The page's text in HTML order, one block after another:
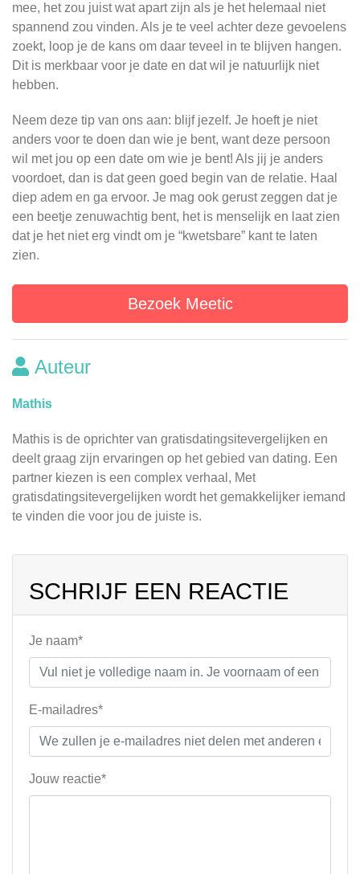
mee, het zou juist wat apart zijn als je het helemaal niet
spannend zou vinden. Als je te veel achter deze gevoelens
zoekt, loop je de kans om daar teveel in te blijven hangen.
Dit is merkbaar voor je date en dat wil je natuurlijk niet
hebben.
Neem deze tip van ons aan: blijf jezelf. Je hoeft je niet
anders voor te doen dan wie je bent, want deze persoon
wil met jou op een date om wie je bent! Als jij je anders
voordoet, dan is dat geen goed begin van de relatie. Haal
diep adem en ga ervoor. Je mag ook gerust zeggen dat je
een beetje zenuwachtig bent, het is menselijk en laat zien
dat je het niet erg vindt om je “kwetsbare” kant te laten
zien.
Bezoek Meetic
Auteur
Mathis
Mathis is de oprichter van gratisdatingsitevergelijken en
deelt graag zijn ervaringen op het gebied van dating. Een
partner kiezen is een complex verhaal, Met
gratisdatingsitevergelijken wordt het gemakkelijker iemand
te vinden die voor jou de juiste is.
SCHRIJF EEN REACTIE
Je naam*
E-mailadres*
Jouw reactie*